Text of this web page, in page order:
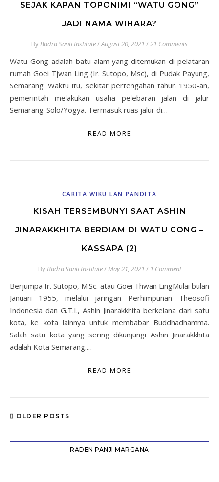
SEJAK KAPAN TOPONIMI “WATU GONG”
JADI NAMA WIHARA?
ByBadra Santi Institute/August 20, 2021 /21 Comments
Watu Gong adalah batu alam yang ditemukan di pelataran
rumah Goei Tjwan Ling (Ir. Sutopo, Msc), di Pudak Payung,
Semarang. Waktu itu, sekitar pertengahan tahun 1950-an,
pemerintah melakukan usaha pelebaran jalan di jalur
Semarang-Solo/Yogya. Termasuk ruas jalur di…
READ MORE
CARITA WIKU LAN PANDITA
KISAH TERSEMBUNYI SAAT ASHIN
JINARAKKHITA BERDIAM DI WATU GONG –
KASSAPA (2)
ByBadra Santi Institute/May 21, 2021 / 1 Comment
Berjumpa Ir. Sutopo, M.Sc. atau Goei Thwan LingMulai bulan
Januari 1955, melalui jaringan Perhimpunan Theosofi
Indonesia dan G.T.I., Ashin Jinarakkhita berkelana dari satu
kota, ke kota lainnya untuk membabar Buddhadhamma.
Salah satu kota yang sering dikunjungi Ashin Jinarakkhita
adalah Kota Semarang.…
READ MORE
OLDER POSTS
RADEN PANJI MARGANA